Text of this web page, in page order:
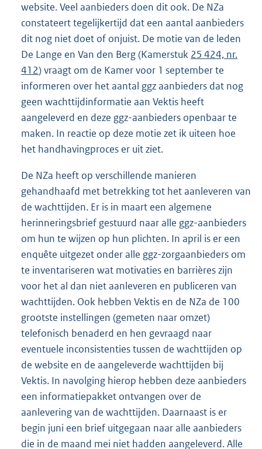
website. Veel aanbieders doen dit ook. De NZa
constateert tegelijkertijd dat een aantal aanbieders
dit nog niet doet of onjuist. De motie van de leden
De Lange en Van den Berg (Kamerstuk 25 424, nr.
412) vraagt om de Kamer voor 1 september te
informeren over het aantal ggz aanbieders dat nog
geen wachttijdinformatie aan Vektis heeft
aangeleverd en deze ggz-aanbieders openbaar te
maken. In reactie op deze motie zet ik uiteen hoe
het handhavingproces er uit ziet.
De NZa heeft op verschillende manieren
gehandhaafd met betrekking tot het aanleveren van
de wachttijden. Er is in maart een algemene
herinneringsbrief gestuurd naar alle ggz-aanbieders
om hun te wijzen op hun plichten. In april is er een
enquête uitgezet onder alle ggz-zorgaanbieders om
te inventariseren wat motivaties en barrières zijn
voor het al dan niet aanleveren en publiceren van
wachttijden. Ook hebben Vektis en de NZa de 100
grootste instellingen (gemeten naar omzet)
telefonisch benaderd en hen gevraagd naar
eventuele inconsistenties tussen de wachttijden op
de website en de aangeleverde wachttijden bij
Vektis. In navolging hierop hebben deze aanbieders
een informatiepakket ontvangen over de
aanlevering van de wachttijden. Daarnaast is er
begin juni een brief uitgegaan naar alle aanbieders
die in de maand mei niet hadden aangeleverd. Alle